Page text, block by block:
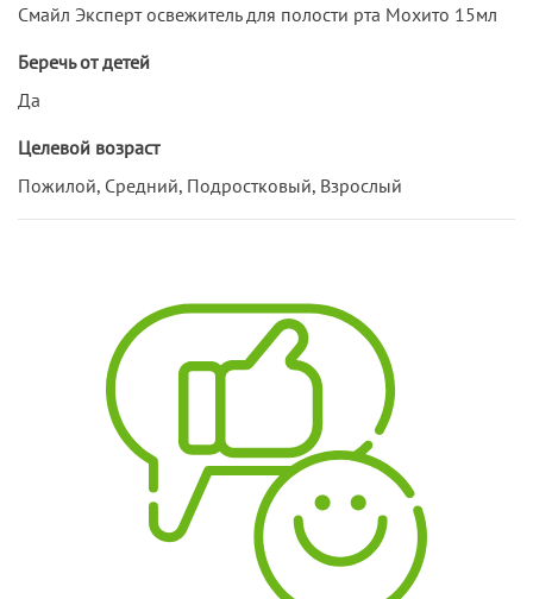
Смайл Эксперт освежитель для полости рта Мохито 15мл
Беречь от детей
Да
Целевой возраст
Пожилой, Средний, Подростковый, Взрослый